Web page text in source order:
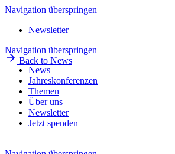
Navigation überspringen
Newsletter
Navigation überspringen
News
Jahreskonferenzen
Themen
Über uns
Newsletter
Jetzt spenden
Back to News